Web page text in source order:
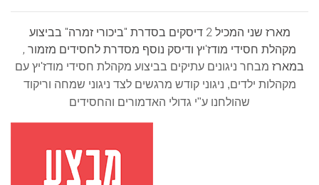
מארז שני המכיל 2 דיסקים בסדרת "ביכורי זמרה" בביצוע
מקהלת חסידי מודז'יץ ודיסק נוסף מסדרת לחסידים מזמור ,
במארז מבחר ניגונים עתיקים בביצוע מקהלת חסידי מודז'יץ עם
מקהלות ילדים, ניגוני קודש מרגשים לצד ניגוני שמחה וריקוד
שהולחנו ע"י גדולי האדמורים והחסידים